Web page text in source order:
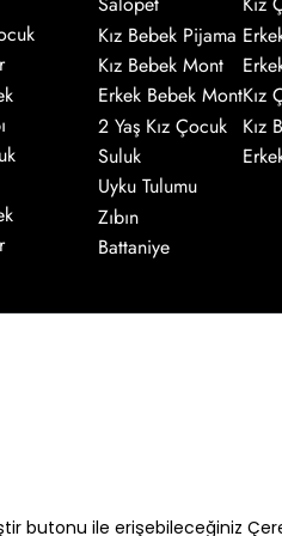
Kız Bebek Pijama
Kız Bebek Mont
Erkek Bebek Mont
2 Yaş Kız Çocuk
Suluk
Uyku Tulumu
Zıbın
Battaniye
Kız
Kız
adresine
butonu ile erişebileceğiniz